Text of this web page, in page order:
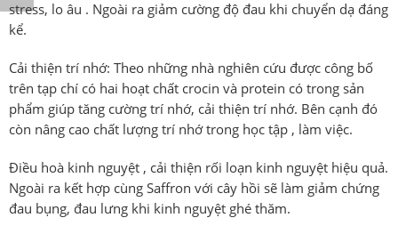
stress, lo âu . Ngoài ra giảm cường độ đau khi chuyển dạ đáng
kể.
Cải thiện trí nhớ: Theo những nhà nghiên cứu được công bố
trên tạp chí có hai hoạt chất crocin và protein có trong sản
phẩm giúp tăng cường trí nhớ, cải thiện trí nhớ. Bên cạnh đó
còn nâng cao chất lượng trí nhớ trong học tập , làm việc.
Điều hoà kinh nguyệt , cải thiện rối loạn kinh nguyệt hiệu quả.
Ngoài ra kết hợp cùng Saffron với cây hồi sẽ làm giảm chứng
đau bụng, đau lưng khi kinh nguyệt ghé thăm.